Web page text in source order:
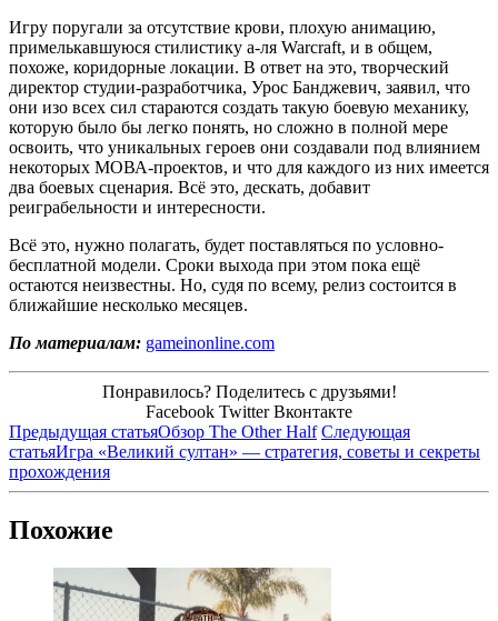
Игру поругали за отсутствие крови, плохую анимацию,
примелькавшуюся стилистику а-ля Warcraft, и в общем,
похоже, коридорные локации. В ответ на это, творческий
директор студии-разработчика, Урос Банджевич, заявил, что
они изо всех сил стараются создать такую боевую механику,
которую было бы легко понять, но сложно в полной мере
освоить, что уникальных героев они создавали под влиянием
некоторых МОВА-проектов, и что для каждого из них имеется
два боевых сценария. Всё это, дескать, добавит
реиграбельности и интересности.
Всё это, нужно полагать, будет поставляться по условно-
бесплатной модели. Сроки выхода при этом пока ещё
остаются неизвестны. Но, судя по всему, релиз состоится в
ближайшие несколько месяцев.
По материалам: gameinonline.com
Понравилось? Поделитесь с друзьями!
Facebook Twitter Вконтакте
Предыдущая статьяОбзор The Other Half Следующая
статьяИгра «Великий султан» — стратегия, советы и секреты
прохождения
Похожие